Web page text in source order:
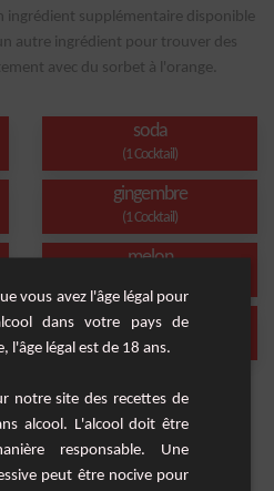
ingrédient supplémentaire disponible
autre ingrédient pour trouver des
avec du sorbet à l'orange.
soda
(1 Cocktail)
gingembre
(1 Cocktail)
melon
Long drink
(1 Cocktail)
vous avez l'âge légal pour
dans votre pays de
l'âge légal est de 18 ans.
notre site des recettes de
alcool. L'alcool doit être
responsable. Une
peut être nocive pour